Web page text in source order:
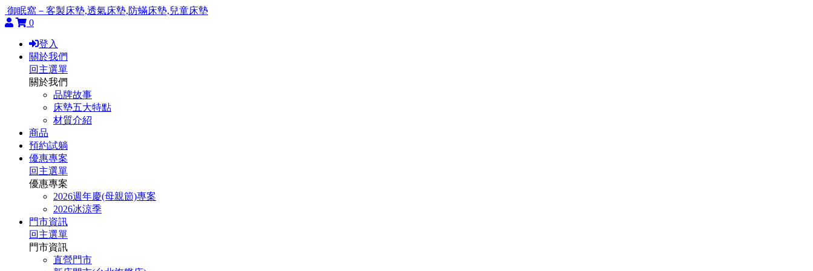
御眠窩－客製床墊,透氣床墊,防蟎床墊,兒童床墊
0
登入
關於我們
回主選單
關於我們
品牌故事
床墊五大特點
材質介紹
商品
預約試躺
優惠專案
回主選單
優惠專案
2026週年慶(母親節)專案
2026冰涼季
門市資訊
回主選單
門市資訊
直營門市